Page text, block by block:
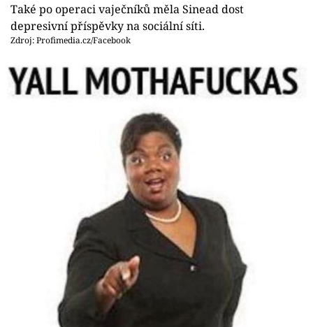
Také po operaci vaječníků měla Sinead dost
depresivní příspěvky na sociální síti.
Zdroj: Profimedia.cz/Facebook